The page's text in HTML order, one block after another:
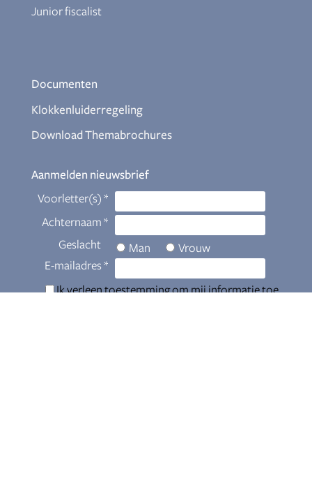
Junior fiscalist
Documenten
Klokkenluiderregeling
Download Themabrochures
Aanmelden nieuwsbrief